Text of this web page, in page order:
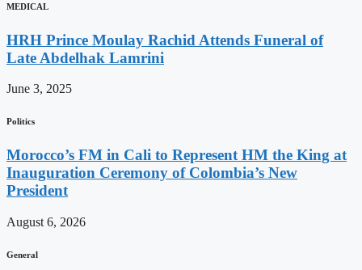
MEDICAL
HRH Prince Moulay Rachid Attends Funeral of
Late Abdelhak Lamrini
June 3, 2025
Politics
Morocco’s FM in Cali to Represent HM the King at
Inauguration Ceremony of Colombia’s New
President
August 6, 2026
General